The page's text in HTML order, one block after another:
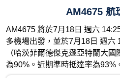
AM4675 航
AM4675 將於7月18日 週六
多機場出發，並於7月18日 週六
（哈茨菲爾德傑克遜亞特蘭大
為90%。近期準時抵達率為93%